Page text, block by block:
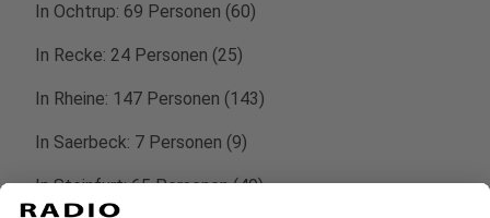
In Ochtrup: 69 Personen (60)
In Recke: 24 Personen (25)
In Rheine: 147 Personen (143)
In Saerbeck: 7 Personen (9)
In Steinfurt: 65 Personen (49)